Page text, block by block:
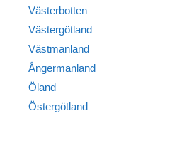
Västerbotten
Västergötland
Västmanland
Ångermanland
Öland
Östergötland